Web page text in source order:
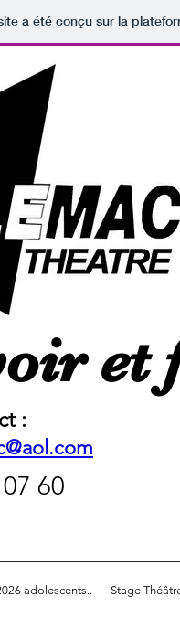
a été conçu sur la
et
:
60
adolescents.. Stage